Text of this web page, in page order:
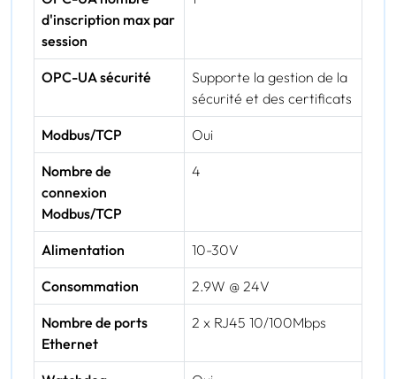
d'inscription max par
session
OPC-UA sécurité
Supporte la gestion de la
sécurité et des certificats
Modbus/TCP Oui
Nombre de
connexion
Modbus/TCP
4
Alimentation 10-30V
Consommation 2.9W @ 24V
Nombre de ports
Ethernet
2 x RJ45 10/100Mbps